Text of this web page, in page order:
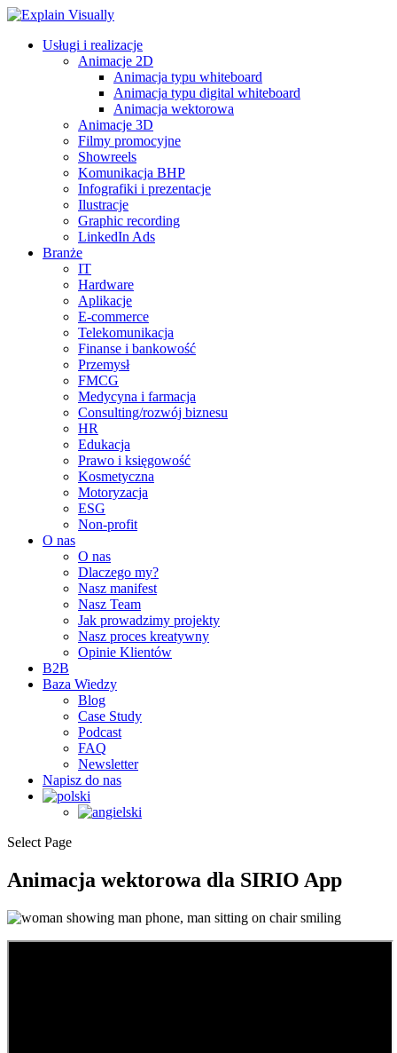
Usługi i realizacje
Animacje 2D
Animacja typu whiteboard
Animacja typu digital whiteboard
Animacja wektorowa
Animacje 3D
Filmy promocyjne
Showreels
Komunikacja BHP
Infografiki i prezentacje
Ilustracje
Graphic recording
LinkedIn Ads
Branże
IT
Hardware
Aplikacje
E-commerce
Telekomunikacja
Finanse i bankowość
Przemysł
FMCG
Medycyna i farmacja
Consulting/rozwój biznesu
HR
Edukacja
Prawo i księgowość
Kosmetyczna
Motoryzacja
ESG
Non-profit
O nas
O nas
Dlaczego my?
Nasz manifest
Nasz Team
Jak prowadzimy projekty
Nasz proces kreatywny
Opinie Klientów
B2B
Baza Wiedzy
Blog
Case Study
Podcast
FAQ
Newsletter
Napisz do nas
Select Page
Animacja wektorowa dla SIRIO App